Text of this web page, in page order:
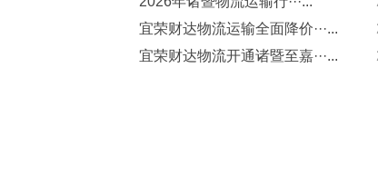
宜荣财达物流运输全面降价···...
宜荣财达物流开通诸暨至嘉···...